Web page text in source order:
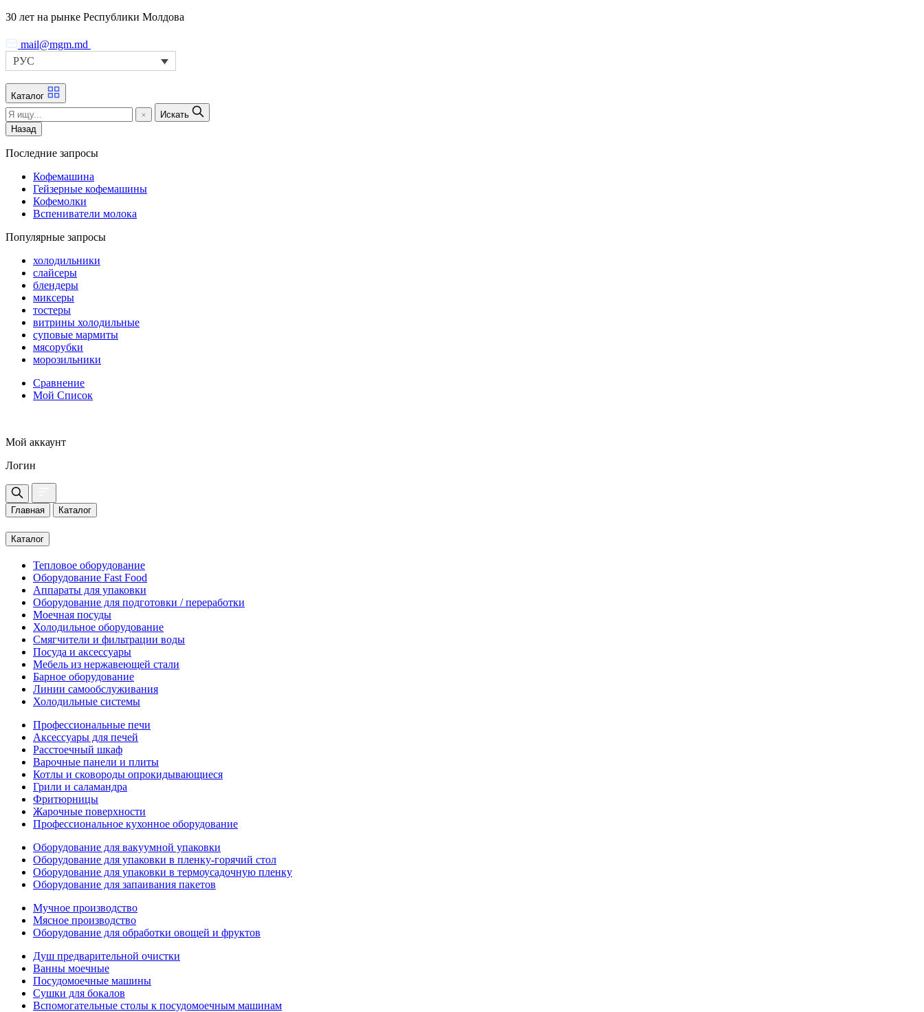
Skip
the
content
30 лет на рынке Республики Молдова
mail@mgm.md
РУС
Каталог
Искать
Назад
Последние запросы
Кофемашина
Гейзерные кофемашины
Кофемолки
Вспениватели молока
Популярные запросы
холодильники
слайсеры
блендеры
миксеры
тостеры
витрины холодильные
суповые мармиты
мясорубки
морозильники
Сравнение
Мой Список
Мой аккаунт
Логин
Главная Каталог
Каталог
Тепловое оборудование
Оборудование Fast Food
Аппараты для упаковки
Оборудование для подготовки / переработки
Моечная посуды
Холодильное оборудование
Смягчители и фильтрации воды
Посуда и аксессуары
Мебель из нержавеющей стали
Барное оборудование
Линии самообслуживания
Холодильные системы
Профессиональные печи
Аксессуары для печей
Расстоечный шкаф
Варочные панели и плиты
Котлы и сковороды опрокидывающиеся
Грили и саламандра
Фритюрницы
Жарочные поверхности
Профессиональное кухонное оборудование
Оборудование для вакуумной упаковки
Оборудование для упаковки в пленку-горячий стол
Оборудование для упаковки в термоусадочную пленку
Оборудование для запаивания пакетов
Мучное производство
Мясное производство
Оборудование для обработки овощей и фруктов
Душ предварительной очистки
Ванны моечные
Посудомоечные машины
Сушки для бокалов
Вспомогательные столы к посудомоечным машинам